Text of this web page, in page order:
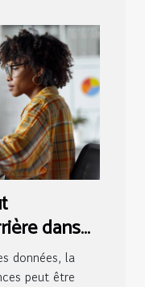
dans
données, la
peut être